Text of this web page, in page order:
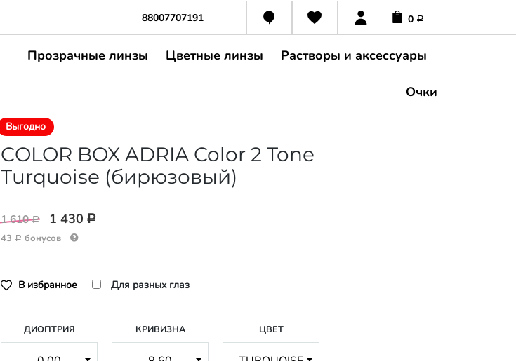
88007707191 0 Р
Прозрачные линзы Цветные линзы Растворы и аксессуары
Очки
Выгодно
COLOR BOX ADRIA Color 2 Tone
Turquoise (бирюзовый)
1 610 Р 1 430 Р
43 Р бонусов
В избранное Для разных глаз
ДИОПТРИЯ КРИВИЗНА ЦВЕТ